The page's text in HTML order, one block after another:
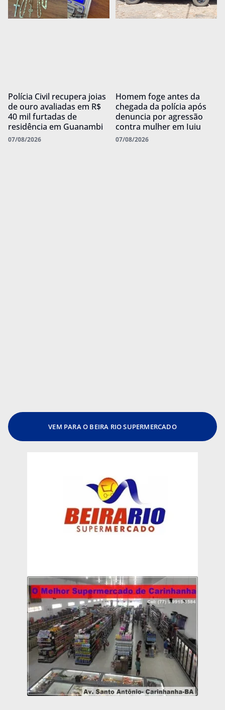
Polícia Civil recupera joias
de ouro avaliadas em R$
40 mil furtadas de
residência em Guanambi
07/08/2026
Homem foge antes da
chegada da polícia após
denuncia por agressão
contra mulher em Iuiu
07/08/2026
VEM PARA O BEIRA RIO SUPERMERCADO